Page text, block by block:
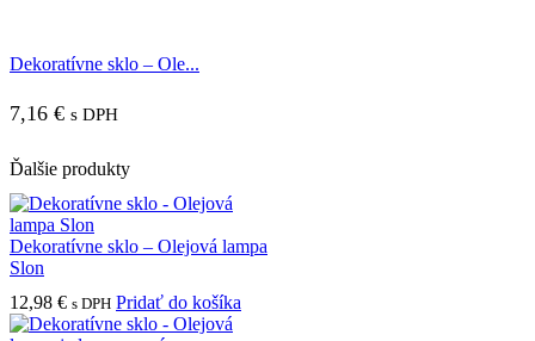
Dekoratívne sklo – Ole...
7,16 € s DPH
Ďalšie produkty
Dekoratívne sklo – Olejová lampa
Slon
12,98 € s DPH Pridať do košíka